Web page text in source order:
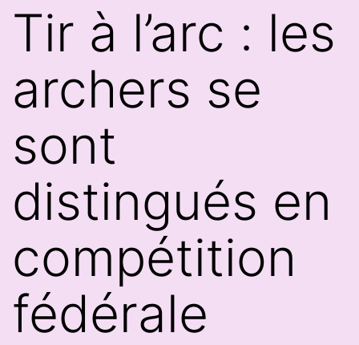
Tir à l’arc : les
archers se
sont
distingués en
compétition
fédérale